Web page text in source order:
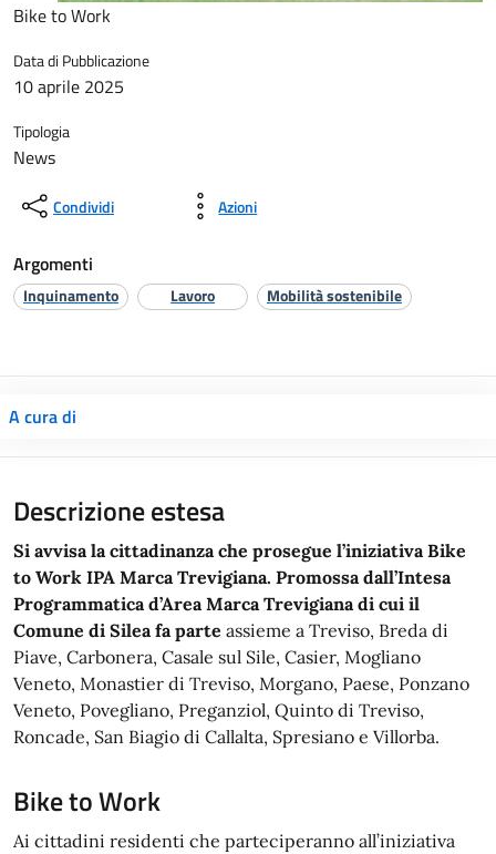
Bike to Work
Data di Pubblicazione
10 aprile 2025
Tipologia
News
Condividi Azioni
Argomenti
Inquinamento Lavoro Mobilità sostenibile
A cura di
Descrizione estesa
Si avvisa la cittadinanza che prosegue l’iniziativa Bike
to Work IPA Marca Trevigiana. Promossa dall’Intesa
Programmatica d’Area Marca Trevigiana di cui il
Comune di Silea fa parte assieme a Treviso, Breda di
Piave, Carbonera, Casale sul Sile, Casier, Mogliano
Veneto, Monastier di Treviso, Morgano, Paese, Ponzano
Veneto, Povegliano, Preganziol, Quinto di Treviso,
Roncade, San Biagio di Callalta, Spresiano e Villorba.
Bike to Work
Ai cittadini residenti che parteciperanno all’iniziativa